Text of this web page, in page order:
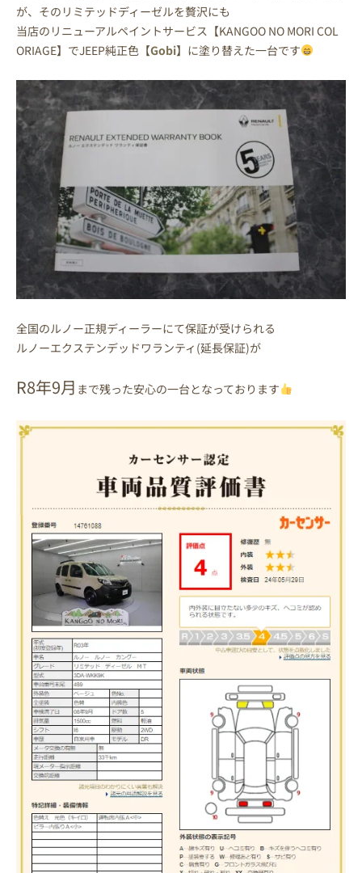
が、そのリミテッドディーゼルを贅沢にも
当店のリニューアルペイントサービス【KANGOO NO MORI COL
ORIAGE】でJEEP純正色【Gobi】に塗り替えた一台です
全国のルノー正規ディーラーにて保証が受けられる
ルノーエクステンデッドワランティ(延長保証)が
R8年9月 まで残った安心の一台となっております